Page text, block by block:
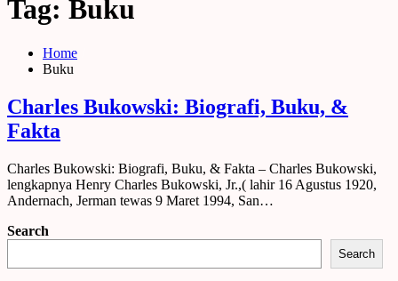
Tag: Buku
Home
Buku
Charles Bukowski: Biografi, Buku, &
Fakta
Charles Bukowski: Biografi, Buku, & Fakta – Charles Bukowski,
lengkapnya Henry Charles Bukowski, Jr.,( lahir 16 Agustus 1920,
Andernach, Jerman tewas 9 Maret 1994, San…
Search
Search